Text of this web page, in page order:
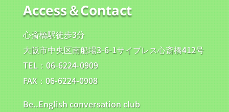
Access＆Contact
心斎橋駅徒歩3分
大阪市中央区南船場3-6-1サイプレス心斎橋412号
TEL：06-6224-0909
FAX：06-6224-0908
Be..English conversation club